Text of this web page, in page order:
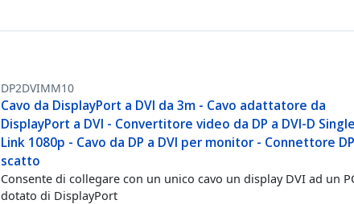
DP2DVIMM10
Cavo da DisplayPort a DVI da 3m - Cavo adattatore da
DisplayPort a DVI - Convertitore video da DP a DVI-D Single
Link 1080p - Cavo da DP a DVI per monitor - Connettore
scatto
Consente di collegare con un unico cavo un display DVI ad un
dotato di DisplayPort